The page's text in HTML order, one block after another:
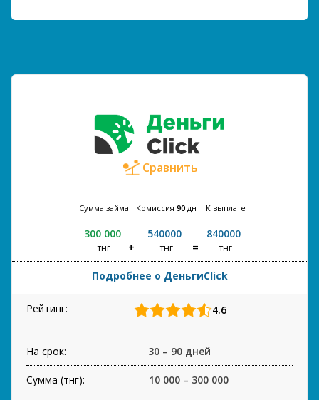
Сравнить
Сумма займа
300 000
тнг
Комиссия 90 дн
540000
тнг
К выплате
840000
тнг
Подробнее о ДеньгиClick
Рейтинг: 4.6
На срок: 30 – 90 дней
Сумма (тнг): 10 000 – 300 000